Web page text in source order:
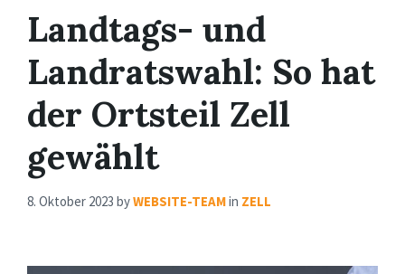
Landtags- und
Landratswahl: So hat
der Ortsteil Zell
gewählt
8. Oktober 2023 byWEBSITE-TEAMin ZELL